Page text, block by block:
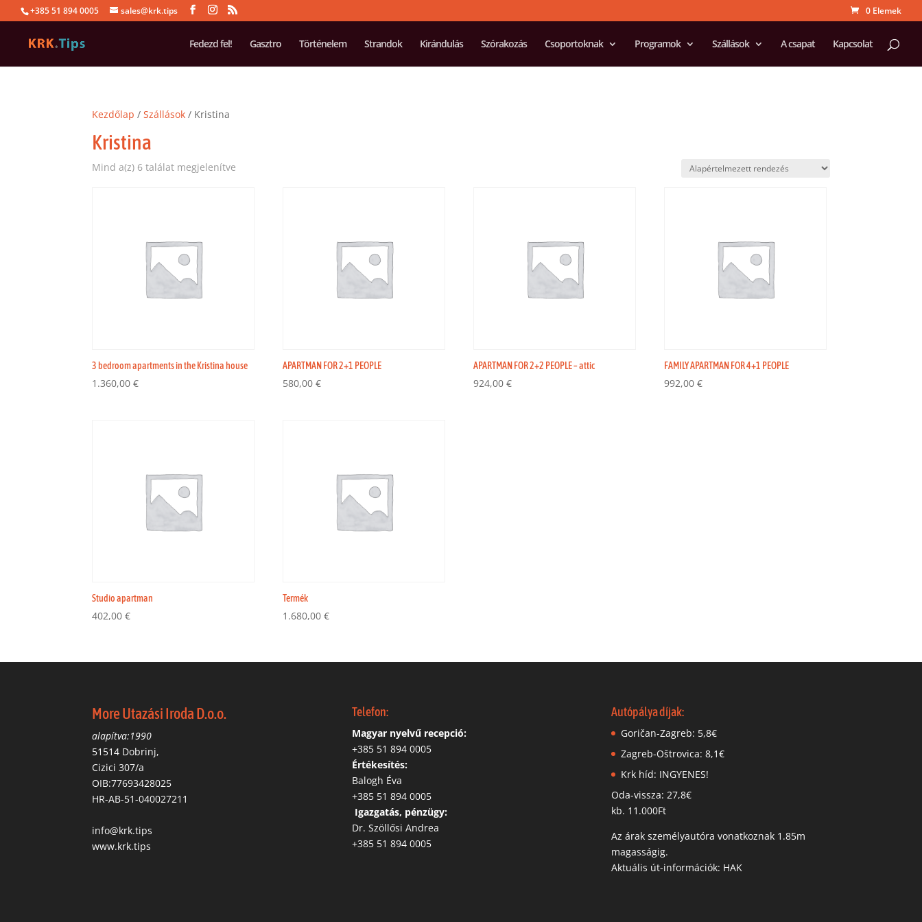
+385 51 894 0005 sales@krk.tips 0 Elemek
Fedezd fel! Gasztro Történelem Strandok Kirándulás Szórakozás Csoportoknak Programok Szállások A csapat Kapcsolat
Kezdőlap /Szállások / Kristina
Kristina
Mind a(z) 6 találat megjelenítve
3 bedroom apartments in the Kristina house
1.360,00€
APARTMAN FOR 2+1 PEOPLE
580,00€
APARTMAN FOR 2+2 PEOPLE – attic
924,00€
FAMILY APARTMAN FOR 4+1 PEOPLE
992,00€
Studio apartman
402,00€
Termék
1.680,00€
More Utazási Iroda D.o.o.
alapítva:1990
51514 Dobrinj,
Cizici 307/a
OIB:77693428025
HR-AB-51-040027211
info@krk.tips
www.krk.tips
Telefon:
Magyar nyelvű recepció:
‭+385 51 894 0005
Értékesítés:
Balogh Éva
+385 51 894 0005
Igazgatás, pénzügy:
Dr. Szöllősi Andrea
+385 51 894 0005
Autópálya díjak:
Goričan-Zagreb: 5,8€
Zagreb-Oštrovica: 8,1€
Krk híd: INGYENES!
Oda-vissza: 27,8€
kb. 11.000Ft
Az árak személyautóra vonatkoznak 1.85m
magasságig.
Aktuális út-információk: HAK